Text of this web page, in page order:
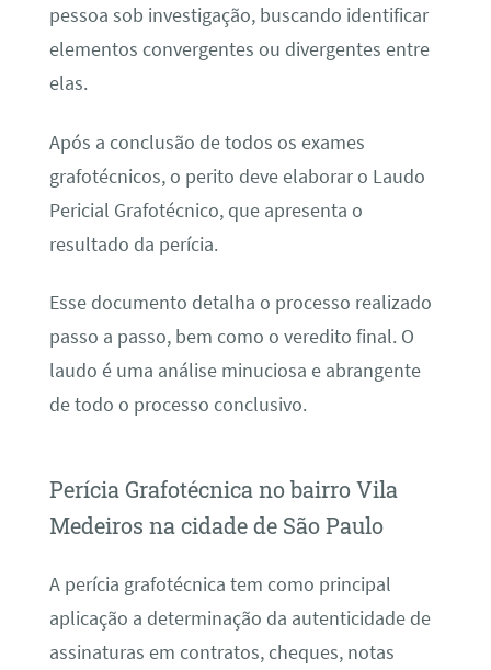
pessoa sob investigação, buscando identificar
elementos convergentes ou divergentes entre
elas.
Após a conclusão de todos os exames
grafotécnicos, o perito deve elaborar o Laudo
Pericial Grafotécnico, que apresenta o
resultado da perícia.
Esse documento detalha o processo realizado
passo a passo, bem como o veredito final. O
laudo é uma análise minuciosa e abrangente
de todo o processo conclusivo.
Perícia Grafotécnica no bairro Vila
Medeiros na cidade de São Paulo
A perícia grafotécnica tem como principal
aplicação a determinação da autenticidade de
assinaturas em contratos, cheques, notas